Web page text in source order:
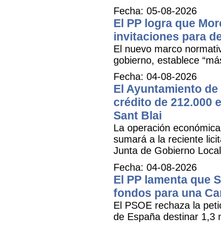
Fecha: 05-08-2026
El PP logra que
invitaciones para
El nuevo marco
gobierno, establece
Fecha: 04-08-2026
El Ayuntamiento
crédito de 212.000
Sant Blai
La operación
sumará a la reciente
Junta de Gobierno
Fecha: 04-08-2026
El PP lamenta que
fondos para una
El PSOE rechaza la
de España destinar 1,3